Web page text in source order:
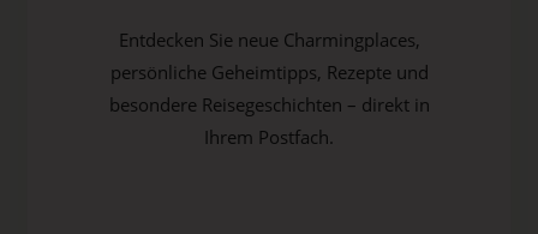
Entdecken Sie neue Charmingplaces,
persönliche Geheimtipps, Rezepte und
besondere Reisegeschichten – direkt in
Ihrem Postfach.